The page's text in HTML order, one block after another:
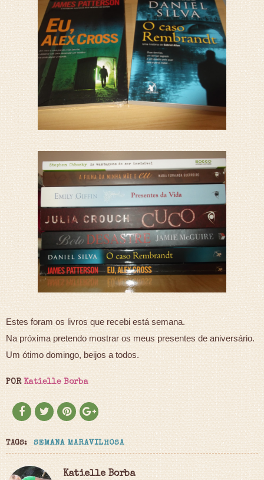
Estes foram os livros que recebi está semana.
Na próxima pretendo mostrar os meus presentes de aniversário.
Um ótimo domingo, beijos a todos.
POR Katielle Borba
TAGS: SEMANA MARAVILHOSA
Katielle Borba